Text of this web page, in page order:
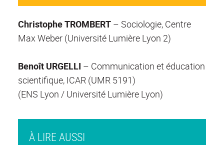
À LIRE AUSSI
Christophe TROMBERT – Sociologie, Centre
Max Weber (Université Lumière Lyon 2)
Benoît URGELLI – Communication et éducation
scientifique, ICAR (UMR 5191)
(ENS Lyon / Université Lumière Lyon)